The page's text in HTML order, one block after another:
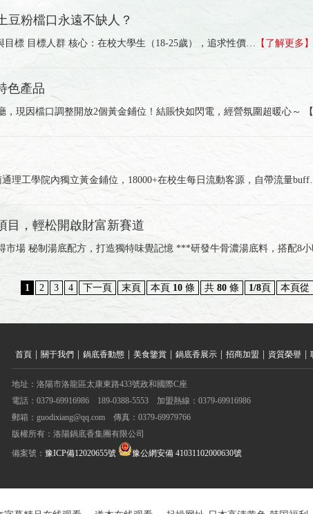
豆粉檔口永遠不缺人？
標 目標人群 核心：在校大學生（18-25歲），追求性價… 【了解更多】
色產品
，現因檔口調整開放2個黃金鋪位！結賬快如閃電，經營氛圍超暖心～
理工學院內獨立黃金鋪位，18000+在校生每日流動客源，自帶流量
目，輕松開啟財富新賽道
市場 秘制湯底配方，打造獨特味覺記憶 ***研發牛骨濃湯底料，搭配8
1 2 3 4 下一頁 末頁 本頁 10 條 共 80 條 1/8頁 本頁從
首頁 關于我們 鍋底香動態 美食鑒賞 鍋底香展示 招商加盟 資質榮譽
地址：洛陽市洛龍區太康東路433號政和國際C座
電話：0379-69916986 189-0388-5553 加盟熱線：0379-69916986
郵箱：guodixiang@qq.com 傳真：0379-69979766
版權所有：洛陽鍋底香集團有限公司
備案號： 豫ICP備12020655號 豫公網安備 41031102000630號